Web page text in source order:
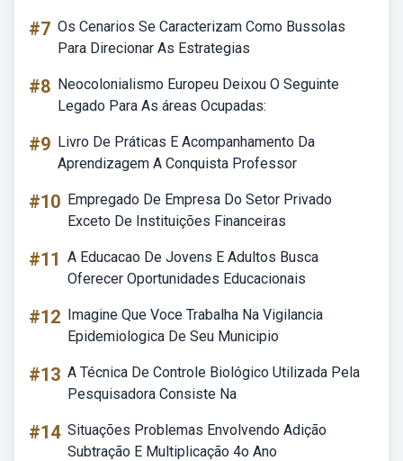
#7 Os Cenarios Se Caracterizam Como Bussolas
Para Direcionar As Estrategias
#8 Neocolonialismo Europeu Deixou O Seguinte
Legado Para As áreas Ocupadas:
#9 Livro De Práticas E Acompanhamento Da
Aprendizagem A Conquista Professor
#10 Empregado De Empresa Do Setor Privado
Exceto De Instituições Financeiras
#11 A Educacao De Jovens E Adultos Busca
Oferecer Oportunidades Educacionais
#12 Imagine Que Voce Trabalha Na Vigilancia
Epidemiologica De Seu Municipio
#13 A Técnica De Controle Biológico Utilizada Pela
Pesquisadora Consiste Na
#14 Situações Problemas Envolvendo Adição
Subtração E Multiplicação 4o Ano